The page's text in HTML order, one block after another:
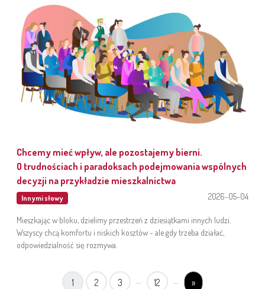
Chcemy mieć wpływ, ale pozostajemy bierni.
O trudnościach i paradoksach podejmowania wspólnych
decyzji na przykładzie mieszkalnictwa
Innymi słowy 2026-05-04
Mieszkając w bloku, dzielimy przestrzeń z dziesiątkami innych ludzi.
Wszyscy chcą komfortu i niskich kosztów - ale gdy trzeba działać,
odpowiedzialność się rozmywa.
1 2 3 12 »